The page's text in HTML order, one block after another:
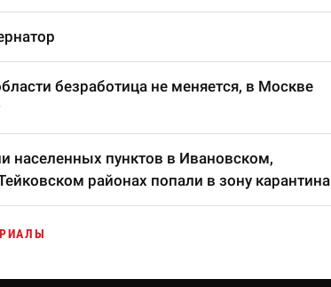
безработица не меняется, в Москве
населенных пунктов в Ивановском,
районах попали в зону карантина